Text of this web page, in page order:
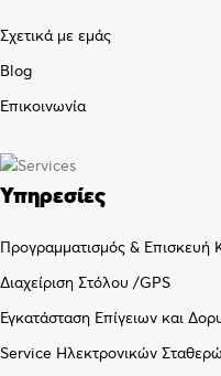
Σχετικά με εμάς
Blog
Επικοινωνία
Υπηρεσίες
Προγραμματισμός & Επισκευή
Διαχείριση Στόλου /GPS
Εγκατάσταση Επίγειων και
Service Ηλεκτρονικών